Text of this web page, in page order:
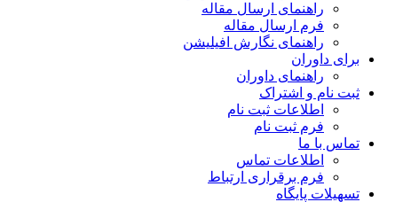
راهنمای ارسال مقاله
فرم ارسال مقاله
راهنمای نگارش افیلیشن
برای داوران
راهنمای داوران
ثبت نام و اشتراک
اطلاعات ثبت نام
فرم ثبت نام
تماس با ما
اطلاعات تماس
فرم برقراری ارتباط
تسهیلات پایگاه